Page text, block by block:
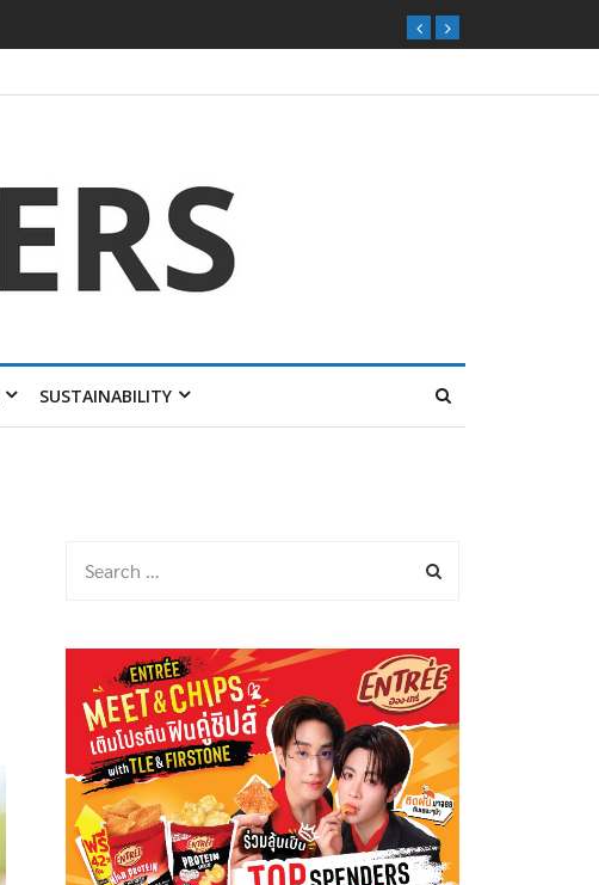
SUSTAINABILITY